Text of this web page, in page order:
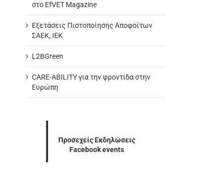
στο EfVET Magazine
Εξετάσεις Πιστοποίησης Αποφοίτων
ΣΑΕΚ, ΙΕΚ
L2BGreen
CARE-ABILITY για την φροντίδα στην
Ευρώπη
Προσεχείς Εκδηλώσεις
Facebook events